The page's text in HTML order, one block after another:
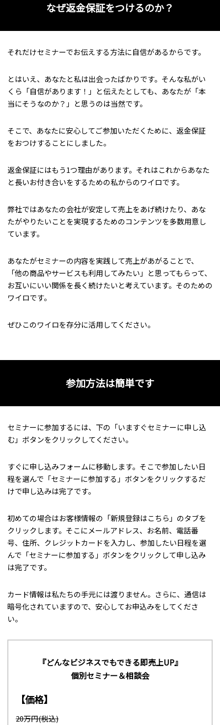
なぜ返金保証をつけるのか？
それだけセミナーでお伝えする方法に自信があるからです。
とはいえ、あなたと私は出会ったばかりです。そんな私がい
くら「自信があります！」と伝えたとしても、あなたが「本
当にそうなのか？」と思うのは当然です。
そこで、あなたに安心してご参加いただくために、返金保証
をおつけすることにしました。
返金保証にはもう1つ理由があります。それはこれからあなた
と長いお付き合いをするための私からのワイロです。
弊社ではあなたの会社が安定して売上をあげ続けたり、あな
たがやりたいことを実現するためのコンテンツを多数用意し
ています。
あなたがセミナーの内容を実践して売上があがることで、
「他の商品やサービスも利用してみたい」と思ってもらって、
お互いにいい関係を長く続けたいと考えています。そのための
ワイロです。
ぜひこのワイロを存分に活用してください。
参加方法は簡単です
セミナーに参加するには、下の「いますぐセミナーに申し込
む」ボタンをクリックしてください。
すぐに申し込みフォームに移動します。そこで参加したい日
程を選んで「セミナーに参加する」ボタンをクリックするだ
けで申し込みは完了です。
初めての場合はお客様情報の「新規登録はこちら」のタブを
クリックします。そこにメールアドレス、お名前、電話番
号、住所、クレジットカードを入力し、参加したい日程を選
んで「セミナーに参加する」ボタンをクリックして申し込み
は完了です。
カード情報は私たちの手元には渡りません。さらに、通信は
暗号化されていますので、安心してお申込みをしてくださ
い。
『どんなビジネスでもできる即売上UP』
個別セミナー＆相談会
【価格】
20万円(税込)